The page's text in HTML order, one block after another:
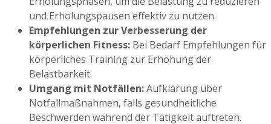
und Erholungspausen effektiv zu nutzen.
Empfehlungen zur Verbesserung der
körperlichen Fitness: Bei Bedarf Empfehlungen für
körperliches Training zur Erhöhung der
Belastbarkeit.
Umgang mit Notfällen:Aufklärung über
Notfallmaßnahmen, falls gesundheitliche
Beschwerden während der Tätigkeit auftreten.